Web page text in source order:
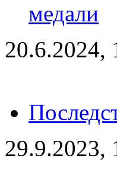
медали
20.6.2024,
29.9.2023,